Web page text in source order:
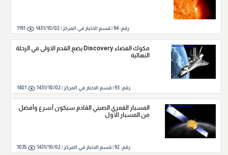
رقم:94
|قسم الاخبار في المركز |1431/10/02
1191
مكوك الفضاء Discovery يضع القدم الاولى في الرحلة
النهائية
رقم:93
|قسم الاخبار في المركز |1431/10/02
1401
المسبار القمري الصيني القادم سيكون أسرع وأفضل
من المسبار الاول
رقم:92
|قسم الاخبار في المركز |1431/10/02
1035